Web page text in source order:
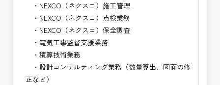
・NEXCO（ネクスコ）施工管理
・NEXCO（ネクスコ）点検業務
・NEXCO（ネクスコ）保全調査
・電気工事監督支援業務
・積算技術業務
・設計コンサルティング業務（数量算出、図面の修
正など）